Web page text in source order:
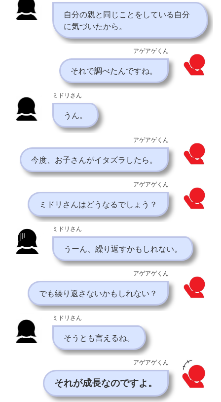
自分の親と同じことをしている自分
に気づいたから。
アゲアゲくん
それで調べたんですね。
ミドリさん
うん。
アゲアゲくん
今度、お子さんがイタズラしたら。
アゲアゲくん
ミドリさんはどうなるでしょう？
ミドリさん
うーん、繰り返すかもしれない。
アゲアゲくん
でも繰り返さないかもしれない？
ミドリさん
そうとも言えるね。
アゲアゲくん
それが成長なのですよ。